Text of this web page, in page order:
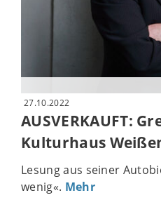
27.10.2022
AUSVERKAUFT:
Kulturhaus
Lesung aus seiner
wenig«. Mehr